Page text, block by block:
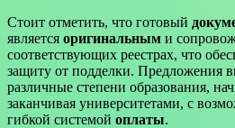
Стоит отметить, что готовый
является оригинальным и
соответствующих реестрах, что
защиту от подделки. Предложения
различные степени образования,
заканчивая университетами, с
гибкой системой оплаты.